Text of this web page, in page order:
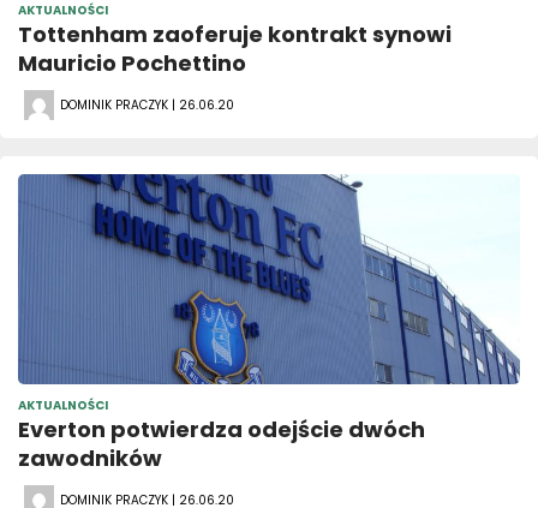
AKTUALNOŚCI
Tottenham zaoferuje kontrakt synowi
Mauricio Pochettino
DOMINIK PRACZYK | 26.06.20
AKTUALNOŚCI
Everton potwierdza odejście dwóch
zawodników
DOMINIK PRACZYK | 26.06.20